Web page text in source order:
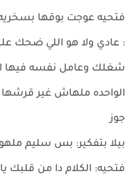
فتحيه عوجت بوقها
: عادي ولا هو اللي ضحك
شغلك وعامل نفسه فيها
الواحده ملهاش غير قرشها
جوز
بيلا بتفكير: بس سليم
فتحيه: الكلام دا من قلبك